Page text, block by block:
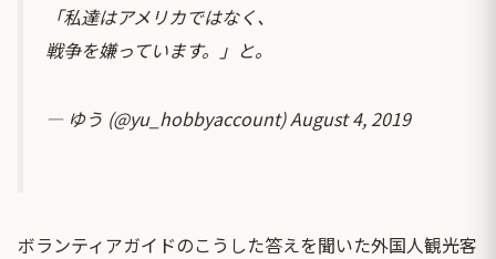
「私達はアメリカではなく、
戦争を嫌っています。」と。
— ゆう (@yu_hobbyaccount)August 4, 2019
ボランティアガイドのこうした答えを聞いた外国人観光客